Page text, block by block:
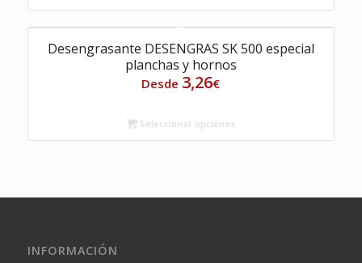
Desengrasante DESENGRAS SK 500 especial
planchas y hornos
Desde 3,26€
Seleccionar opciones
INFORMACIÓN